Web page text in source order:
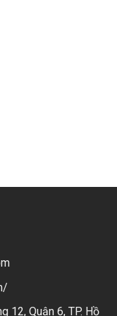
12, Quận 6, TP. Hồ